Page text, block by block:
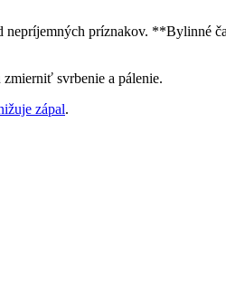
príznakov. **Bylinné
svrbenie a pálenie.
zápal.